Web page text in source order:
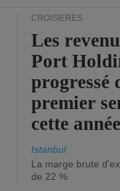
CROISIÈRES
Les
Port
progressé
premier
cette
Istanbul
La marge brute
de 22 %.